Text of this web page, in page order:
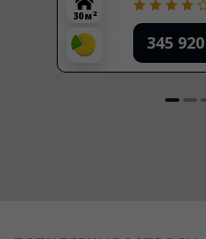
345 920
30 м 2